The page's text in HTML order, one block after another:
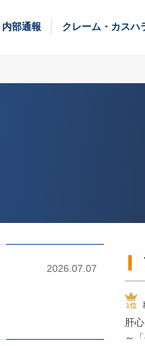
内部通報 クレーム・カスハ
2026.07.07
肝
～